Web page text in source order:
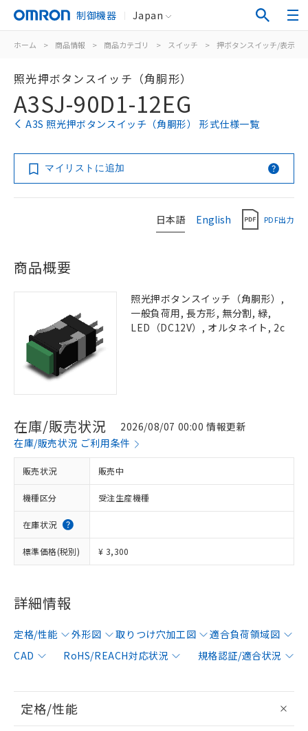
制御機器 Japan
ホーム > 商品情報 > 商品カテゴリ > スイッチ > 押ボタンスイッチ/表示灯
照光押ボタンスイッチ（角胴形）
A3SJ-90D1-12EG
A3S 照光押ボタンスイッチ（角胴形） 形式仕様一覧
マイリストに追加
日本語 English PDF出力
商品概要
照光押ボタンスイッチ（角胴形）,
一般負荷用, 長方形, 無分割, 緑,
LED（DC12V）, オルタネイト, 2c
在庫/販売状況
2026/08/07 00:00 情報更新
在庫/販売状況 ご利用条件
販売状況 販売中
機種区分 受注生産機種
在庫状況
標準価格(税別) ¥ 3,300
詳細情報
定格/性能 外形図 取りつけ穴加工図
適合負荷領域図
CAD
RoHS/REACH対応状況 規格認証/適合状況
定格/性能